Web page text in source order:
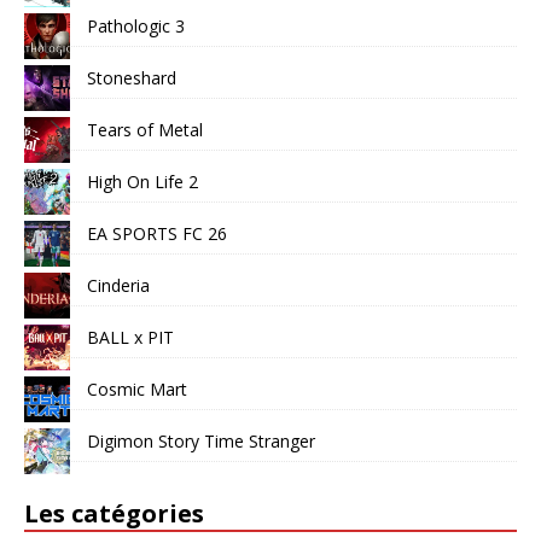
Pathologic 3
Stoneshard
Tears of Metal
High On Life 2
EA SPORTS FC 26
Cinderia
BALL x PIT
Cosmic Mart
Digimon Story Time Stranger
Les catégories